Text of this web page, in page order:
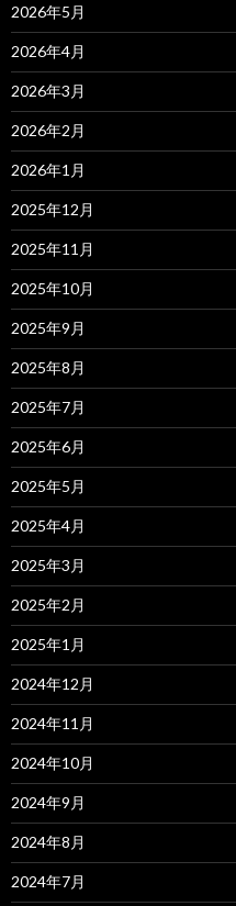
2026年5月
2026年4月
2026年3月
2026年2月
2026年1月
2025年12月
2025年11月
2025年10月
2025年9月
2025年8月
2025年7月
2025年6月
2025年5月
2025年4月
2025年3月
2025年2月
2025年1月
2024年12月
2024年11月
2024年10月
2024年9月
2024年8月
2024年7月